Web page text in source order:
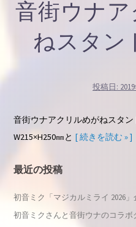
音街ウナ
ねスタン
投稿日:
音街ウナアクリルめがねスタン
W215×H250㎜と [ 続きを読む » ]
最近の投稿
初音ミク「マジカルミライ 2026
初音ミクさんと音街ウナのコラボ